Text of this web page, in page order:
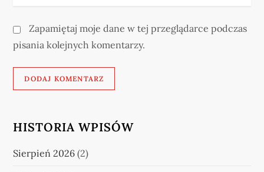
Zapamiętaj moje dane w tej przeglądarce podczas
pisania kolejnych komentarzy.
HISTORIA WPISÓW
Sierpień 2026 (2)